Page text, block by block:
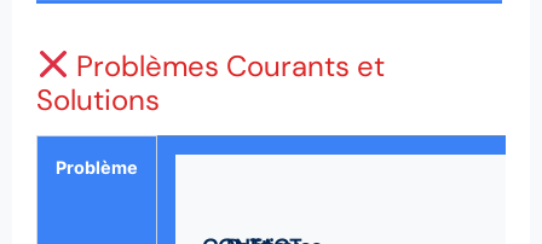
Problèmes Courants et
Solutions
Problème